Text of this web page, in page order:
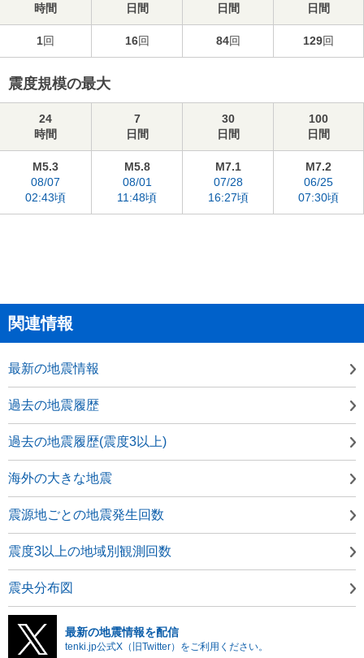
時間
日間
日間
日間
1回 16回 84回 129回
震度規模の最大
24
時間
7
日間
30
日間
100
日間
M5.3
08/07
02:43頃
M5.8
08/01
11:48頃
M7.1
07/28
16:27頃
M7.2
06/25
07:30頃
関連情報
最新の地震情報
過去の地震履歴
過去の地震履歴(震度3以上)
海外の大きな地震
震源地ごとの地震発生回数
震度3以上の地域別観測回数
震央分布図
最新の地震情報を配信
tenki.jp公式X（旧Twitter）をご利用ください。